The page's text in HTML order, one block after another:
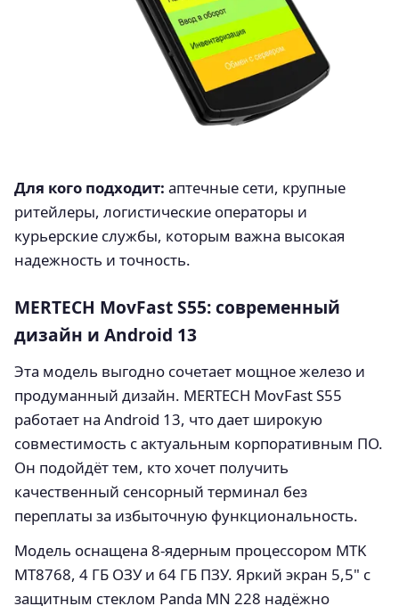
Для кого подходит: аптечные сети, крупные
ритейлеры, логистические операторы и
курьерские службы, которым важна высокая
надежность и точность.
MERTECH MovFast S55: современный
дизайн и Android 13
Эта модель выгодно сочетает мощное железо и
продуманный дизайн. MERTECH MovFast S55
работает на Android 13, что дает широкую
совместимость с актуальным корпоративным ПО.
Он подойдёт тем, кто хочет получить
качественный сенсорный терминал без
переплаты за избыточную функциональность.
Модель оснащена 8-ядерным процессором MTK
MT8768, 4 ГБ ОЗУ и 64 ГБ ПЗУ. Яркий экран 5,5" с
защитным стеклом Panda MN 228 надёжно